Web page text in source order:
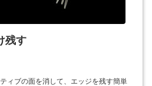
残す
ィブの面を消して、エッジを残す簡単